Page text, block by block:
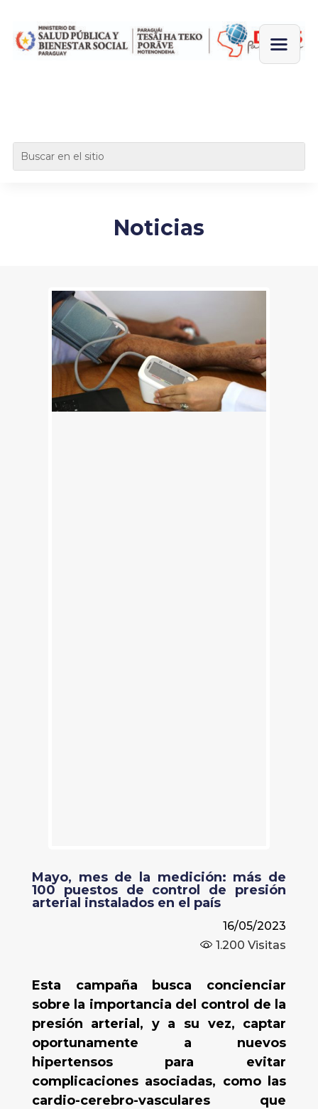
Noticias
Mayo, mes de la medición: más de
100 puestos de control de presión
arterial instalados en el país
16/05/2023
1.200 Visitas
Esta campaña busca concienciar
sobre la importancia del control de la
presión arterial, y a su vez, captar
oportunamente a nuevos
hipertensos para evitar
complicaciones asociadas, como las
cardio-cerebro-vasculares que